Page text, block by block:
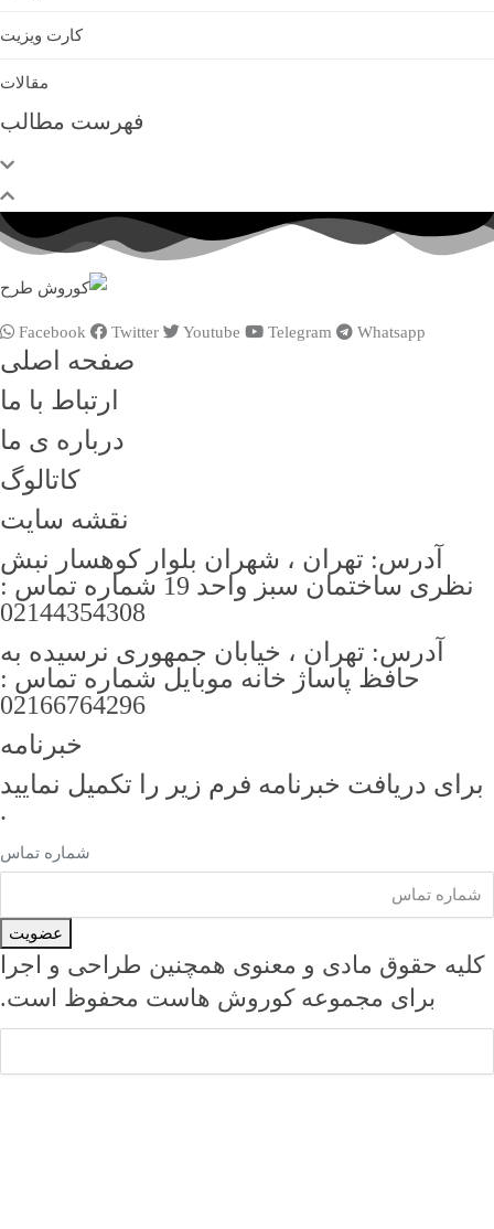
کارت ویزیت
مقالات
فهرست مطالب
Facebook Twitter Youtube Telegram Whatsapp
صفحه اصلی
ارتباط با ما
درباره ی ما
کاتالوگ
نقشه سایت
آدرس: تهران ، شهران بلوار کوهسار نبش
نظری ساختمان سبز واحد 19 شماره تماس :
02144354308
آدرس: تهران ، خیابان جمهوری نرسیده به
حافظ پاساژ خانه موبایل شماره تماس :
02166764296
خبرنامه
دریافت خبرنامه فرم زیر را تکمیل نمایید
شماره تماس
عضویت
حقوق مادی و معنوی همچنین طراحی و اجرا
برای مجموعه کوروش هاست محفوظ است.